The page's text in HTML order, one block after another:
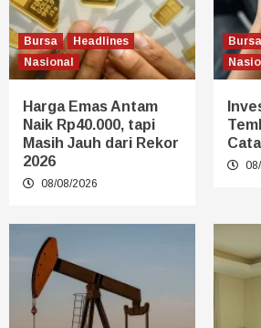
Bursa
Headlines
Nasional
Harga Emas Antam
Naik Rp40.000, tapi
Masih Jauh dari Rekor
2026
08/08/2026
Bursa